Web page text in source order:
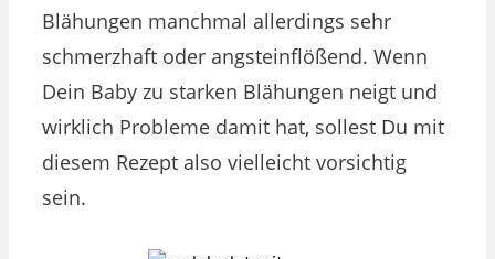
Blähungen manchmal allerdings sehr
schmerzhaft oder angsteinflößend. Wenn
Dein Baby zu starken Blähungen neigt und
wirklich Probleme damit hat, sollest Du mit
diesem Rezept also vielleicht vorsichtig
sein.